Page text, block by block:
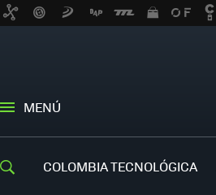
MENÚ
COLOMBIA TECNOLÓGICA